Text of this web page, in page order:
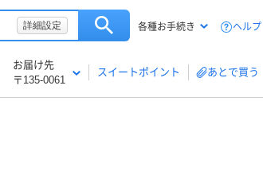
詳細設定 各種お手続き ヘルプ
お届け先
〒135-0061
スイートポイント あとで買う